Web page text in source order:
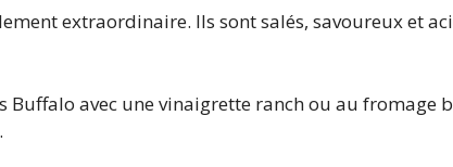
extraordinaire. Ils sont salés, savoureux et
Buffalo avec une vinaigrette ranch ou au